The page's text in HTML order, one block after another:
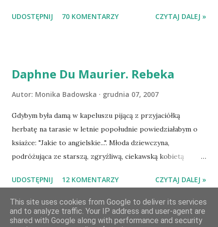
Losowanie odbędzie się w niedzielę o 8:00. Zapraszam
UDOSTĘPNIJ 70 KOMENTARZY CZYTAJ DALEJ »
Daphne Du Maurier. Rebeka
Autor: Monika Badowska grudnia 07, 2007
Gdybym była damą w kapeluszu pijącą z przyjaciółką
herbatę na tarasie w letnie popołudnie powiedziałabym o
ksiażce: "Jakie to angielskie...". Młoda dziewczyna,
podróżująca ze starszą, zgryźliwą, ciekawską kobietą
de Wintera, właściciela uroczej posiadłości Manderley,
owdowiałego przed niespełna rokiem. Gdy starsza pani
choruje, Maxim zaczyna opiekować się dziewczyną, a w
dniu, w którym obie panie zamierzaja opuścić Monte Carlo,
UDOSTĘPNIJ 12 KOMENTARZY CZYTAJ DALEJ »
This site uses cookies from Google to deliver its services
and to analyze traffic. Your IP address and user-agent are
shared with Google along with performance and security